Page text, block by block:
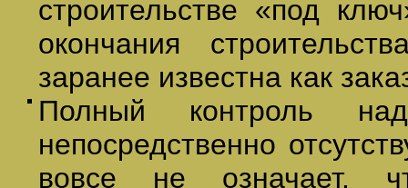
строительстве «под
окончания
заранее известна как
Полный контроль
непосредственно
вовсе не означает,